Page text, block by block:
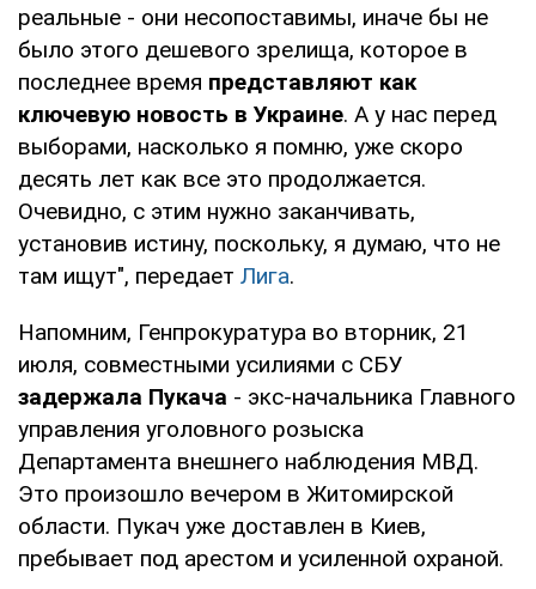
реальные - они несопоставимы, иначе бы не
было этого дешевого зрелища, которое в
последнее время представляют как
ключевую новость в Украине. А у нас перед
выборами, насколько я помню, уже скоро
десять лет как все это продолжается.
Очевидно, с этим нужно заканчивать,
установив истину, поскольку, я думаю, что не
там ищут", передает Лига.
Напомним, Генпрокуратура во вторник, 21
июля, совместными усилиями с СБУ
задержала Пукача - экс-начальника Главного
управления уголовного розыска
Департамента внешнего наблюдения МВД.
Это произошло вечером в Житомирской
области. Пукач уже доставлен в Киев,
пребывает под арестом и усиленной охраной.